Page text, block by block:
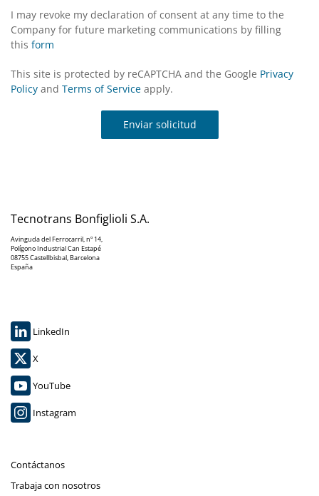
I may revoke my declaration of consent at any time to the
Company for future marketing communications by filling
this form
This site is protected by reCAPTCHA and the Google Privacy
Policy and Terms of Service apply.
Enviar solicitud
Tecnotrans Bonfiglioli S.A.
Avinguda del Ferrocarril, nº 14,
Polígono Industrial Can Estapé
08755 Castellbisbal, Barcelona
España
LinkedIn
X
YouTube
Instagram
Contáctanos
Trabaja con nosotros